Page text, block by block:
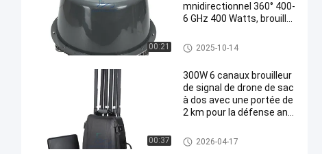
00:21
mnidirectionnel 360° 400-
6 GHz 400 Watts, brouille
Brouilleur de signal de drone
2025-10-14
00:37
300W 6 canaux brouilleur
de signal de drone de sac
à dos avec une portée de
2 km pour la défense anti
Brouilleur de signal de drone
2026-04-17